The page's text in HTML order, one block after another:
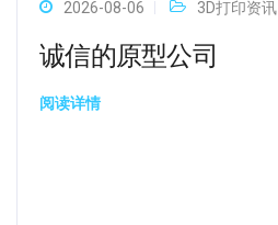
2026-08-06 3D打印资讯
诚信的原型公司
阅读详情